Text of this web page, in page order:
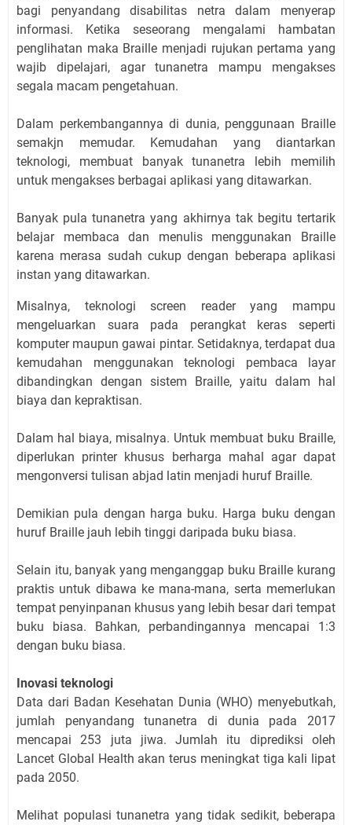
bagi penyandang disabilitas netra dalam menyerap
informasi. Ketika seseorang mengalami hambatan
penglihatan maka Braille menjadi rujukan pertama yang
wajib dipelajari, agar tunanetra mampu mengakses
segala macam pengetahuan.
Dalam perkembangannya di dunia, penggunaan Braille
semakjn memudar. Kemudahan yang diantarkan
teknologi, membuat banyak tunanetra lebih memilih
untuk mengakses berbagai aplikasi yang ditawarkan.
Banyak pula tunanetra yang akhirnya tak begitu tertarik
belajar membaca dan menulis menggunakan Braille
karena merasa sudah cukup dengan beberapa aplikasi
instan yang ditawarkan.
Misalnya, teknologi screen reader yang mampu
mengeluarkan suara pada perangkat keras seperti
komputer maupun gawai pintar. Setidaknya, terdapat dua
kemudahan menggunakan teknologi pembaca layar
dibandingkan dengan sistem Braille, yaitu dalam hal
biaya dan kepraktisan.
Dalam hal biaya, misalnya. Untuk membuat buku Braille,
diperlukan printer khusus berharga mahal agar dapat
mengonversi tulisan abjad latin menjadi huruf Braille.
Demikian pula dengan harga buku. Harga buku dengan
huruf Braille jauh lebih tinggi daripada buku biasa.
Selain itu, banyak yang menganggap buku Braille kurang
praktis untuk dibawa ke mana-mana, serta memerlukan
tempat penyinpanan khusus yang lebih besar dari tempat
buku biasa. Bahkan, perbandingannya mencapai 1:3
dengan buku biasa.
Inovasi teknologi
Data dari Badan Kesehatan Dunia (WHO) menyebutkah,
jumlah penyandang tunanetra di dunia pada 2017
mencapai 253 juta jiwa. Jumlah itu diprediksi oleh
Lancet Global Health akan terus meningkat tiga kali lipat
pada 2050.
Melihat populasi tunanetra yang tidak sedikit, beberapa